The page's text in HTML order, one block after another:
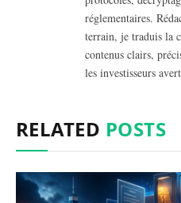
réglementaires.
terrain, je traduis la
contenus clairs,
les investisseurs
RELATED POSTS